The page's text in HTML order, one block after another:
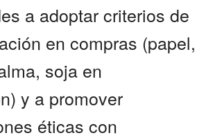
a adoptar criterios de
en compras (papel,
soja en
y a promover
éticas con